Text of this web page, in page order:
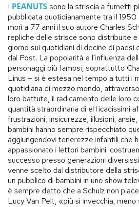
I PEANUTSsono la striscia a fumetti
pubblicata quotidianamente tra il
morì a 77 anni il suo autore Charles
repliche delle strisce sono distribuite
giorno sui quotidiani di decine di paesi
dal Post. La popolarità e l’influenza
personaggi più famosi, soprattutto
Linus – si è estesa nel tempo a tutti i
quotidiana di mezzo mondo,
loro battute, il radicamento delle loro
quantità straordinaria di efficacissimi
frustrazioni, insicurezze, illusioni,
bambini hanno sempre rispecchiato
aggiungendovi tenerezze infantili che
appassionato i lettori bambini:
successo presso generazioni
venne scelto dal distributore della
un pubblico di bambini in uno show
è sempre detto che a Schulz non
Lucy Van Pelt, «più si invecchia,